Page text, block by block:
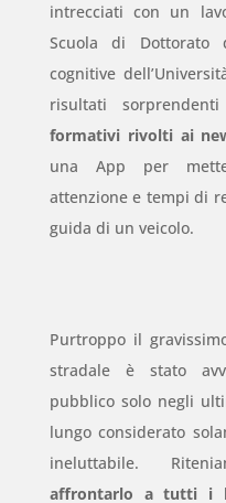
intrecciati con un
Scuola di Dottorato
cognitive
risultati
formativi rivolti ai
una App per
attenzione e tempi di
guida di un veicolo.
Purtroppo il
stradale è stato
pubblico solo negli
lungo considerato
ineluttabile.
affrontarlo a tutti i